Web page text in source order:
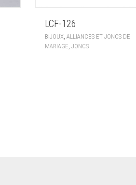
LCF-126
BIJOUX, ALLIANCES ET JONCS DE
MARIAGE, JONCS